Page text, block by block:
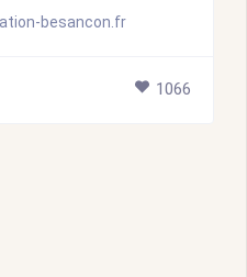
besancon.fr
1066